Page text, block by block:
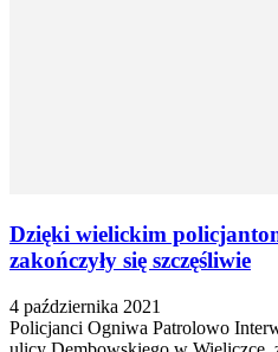
Dzięki wielickim
zakończyły się szczęśliwie
4 października 2021
Policjanci Ogniwa Patrolowo